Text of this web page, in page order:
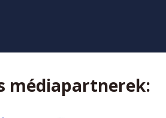
médiapartnerek: